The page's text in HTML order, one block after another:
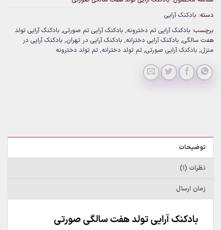
دسته: بادکنک آرایی
برچسب: بادکنک آرایی تم دخترونه, بادکنک آرایی تم صورتی, بادکنک آرایی تولد
هفت سالگی, بادکنک آرایی دخترانه, بادکنک آرایی در تهران, بادکنک آرایی در
منزل, بادکنک آرایی صورتی, تم تولد دخترانه, تم تولد دخترونه
توضیحات
نظرات (1)
زمان ارسال
بادکنک آرایی تولد هفت سالگی صورتی